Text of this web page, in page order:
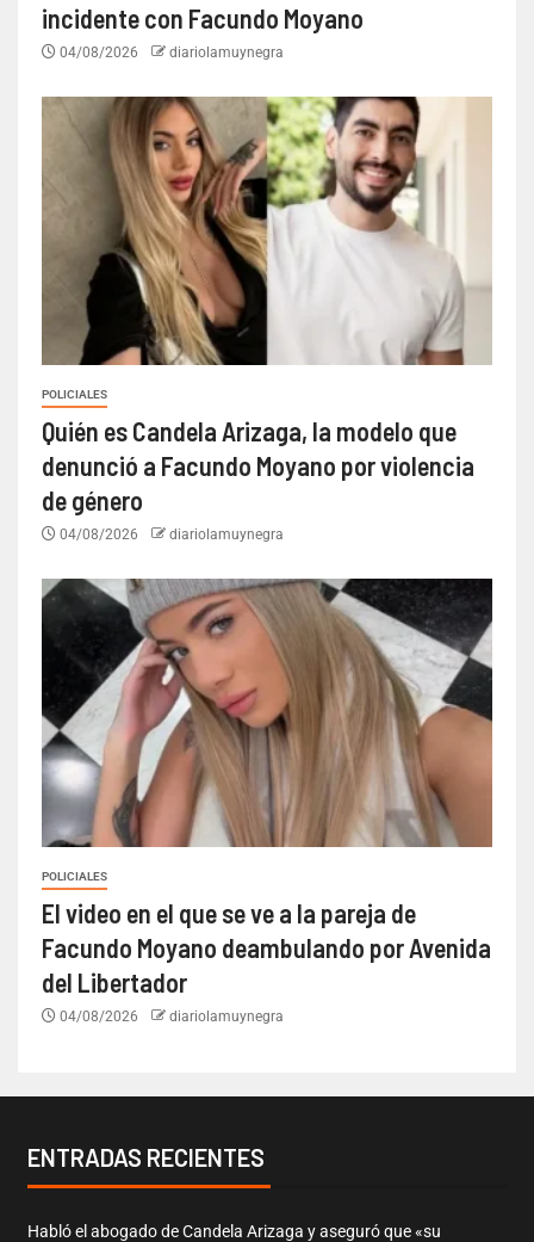
incidente con Facundo Moyano
04/08/2026 diariolamuynegra
POLICIALES
Quién es Candela Arizaga, la modelo que
denunció a Facundo Moyano por violencia
de género
04/08/2026 diariolamuynegra
POLICIALES
El video en el que se ve a la pareja de
Facundo Moyano deambulando por Avenida
del Libertador
04/08/2026 diariolamuynegra
ENTRADAS RECIENTES
Habló el abogado de Candela Arizaga y aseguró que «su